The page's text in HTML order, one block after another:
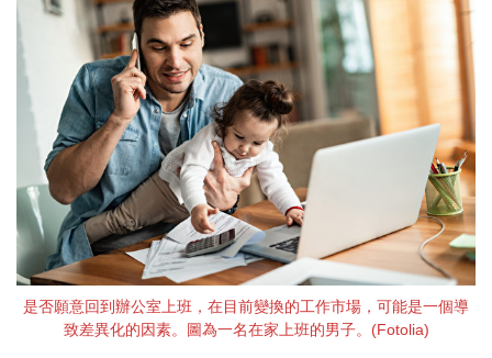
是否願意回到辦公室上班，在目前變換的工作市場，可能是一個導
致差異化的因素。圖為一名在家上班的男子。(Fotolia)